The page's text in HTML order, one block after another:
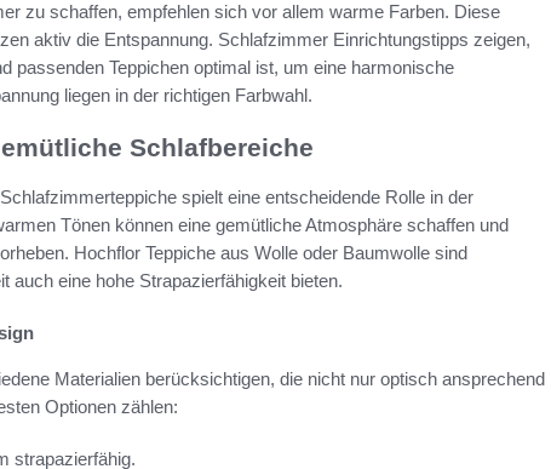
zu schaffen, empfehlen sich vor allem warme Farben. Diese
aktiv die Entspannung. Schlafzimmer Einrichtungstipps zeigen,
passenden Teppichen optimal ist, um eine harmonische
liegen in der richtigen Farbwahl.
Schlafbereiche
spielt eine entscheidende Rolle in der
Tönen können eine gemütliche Atmosphäre schaffen und
Hochflor Teppiche aus Wolle oder Baumwolle sind
auch eine hohe Strapazierfähigkeit bieten.
Materialien berücksichtigen, die nicht nur optisch ansprechend
Optionen zählen:
strapazierfähig.